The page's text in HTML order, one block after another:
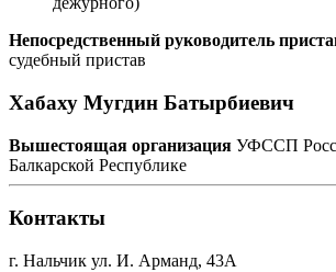
Непосредственный руководитель
судебный пристав
Хабаху Мугдин Батырбиевич
Вышестоящая организация УФССП
Балкарской Республике
Контакты
г. Нальчик ул. И. Арманд, 43А